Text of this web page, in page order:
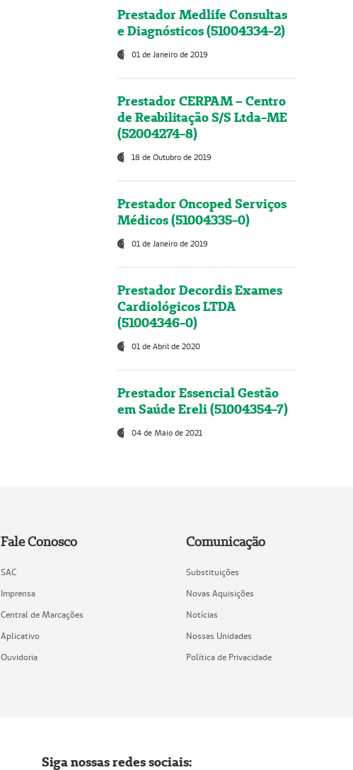
Prestador Medlife Consultas
e Diagnósticos (51004334-2)
01 de Janeiro de 2019
Prestador CERPAM – Centro
de Reabilitação S/S Ltda-ME
(52004274-8)
18 de Outubro de 2019
Prestador Oncoped Serviços
Médicos (51004335-0)
01 de Janeiro de 2019
Prestador Decordis Exames
Cardiológicos LTDA
(51004346-0)
01 de Abril de 2020
Prestador Essencial Gestão
em Saúde Ereli (51004354-7)
04 de Maio de 2021
Fale Conosco
SAC
Imprensa
Central de Marcações
Aplicativo
Ouvidoria
Comunicação
Substituições
Novas Aquisições
Notícias
Nossas Unidades
Política de Privacidade
Siga nossas redes sociais: